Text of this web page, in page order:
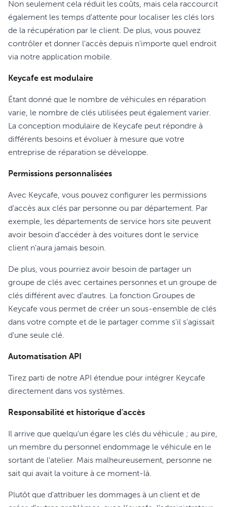
Non seulement cela réduit les coûts, mais cela raccourcit
également les temps d'attente pour localiser les clés lors
de la récupération par le client. De plus, vous pouvez
contrôler et donner l'accès depuis n'importe quel endroit
via notre application mobile.
Keycafe est modulaire
Étant donné que le nombre de véhicules en réparation
varie, le nombre de clés utilisées peut également varier.
La conception modulaire de Keycafe peut répondre à
différents besoins et évoluer à mesure que votre
entreprise de réparation se développe.
Permissions personnalisées
Avec Keycafe, vous pouvez configurer les permissions
d'accès aux clés par personne ou par département. Par
exemple, les départements de service hors site peuvent
avoir besoin d'accéder à des voitures dont le service
client n'aura jamais besoin.
De plus, vous pourriez avoir besoin de partager un
groupe de clés avec certaines personnes et un groupe de
clés différent avec d'autres. La fonction Groupes de
Keycafe vous permet de créer un sous-ensemble de clés
dans votre compte et de le partager comme s'il s'agissait
d'une seule clé.
Automatisation API
Tirez parti de notre API étendue pour intégrer Keycafe
directement dans vos systèmes.
Responsabilité et historique d'accès
Il arrive que quelqu'un égare les clés du véhicule ; au pire,
un membre du personnel endommage le véhicule en le
sortant de l'atelier. Mais malheureusement, personne ne
sait qui avait la voiture à ce moment-là.
Plutôt que d'attribuer les dommages à un client et de